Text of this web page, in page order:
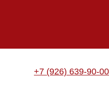
+7 (926) 639-90-00